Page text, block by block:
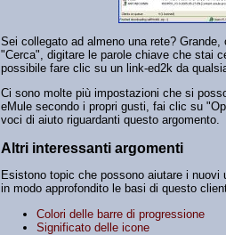
Sei collegato ad almeno una rete?
"Cerca", digitare le parole chiave che stai
possibile fare clic su un link-ed2k da
Ci sono molte più impostazioni che si
eMule secondo i propri gusti, fai clic su
voci di aiuto riguardanti questo argomento.
Altri interessanti argomenti
Esistono topic che possono aiutare i
in modo approfondito le basi di questo
Colori delle barre di progressione
Significato delle icone